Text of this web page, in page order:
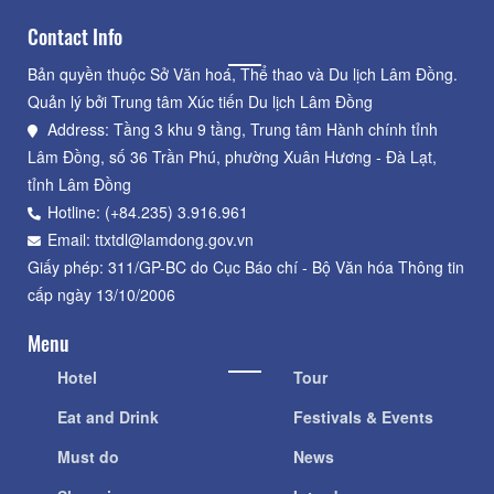
Contact Info
Bản quyền thuộc Sở Văn hoá, Thể thao và Du lịch Lâm Đồng.
Quản lý bởi Trung tâm Xúc tiến Du lịch Lâm Đồng
Address: Tầng 3 khu 9 tầng, Trung tâm Hành chính tỉnh
Lâm Đồng, số 36 Trần Phú, phường Xuân Hương - Đà Lạt,
tỉnh Lâm Đồng
Hotline: (+84.235) 3.916.961
Email: ttxtdl@lamdong.gov.vn
Giấy phép: 311/GP-BC do Cục Báo chí - Bộ Văn hóa Thông tin
cấp ngày 13/10/2006
Menu
Hotel
Eat and Drink
Must do
Tour
Festivals & Events
News